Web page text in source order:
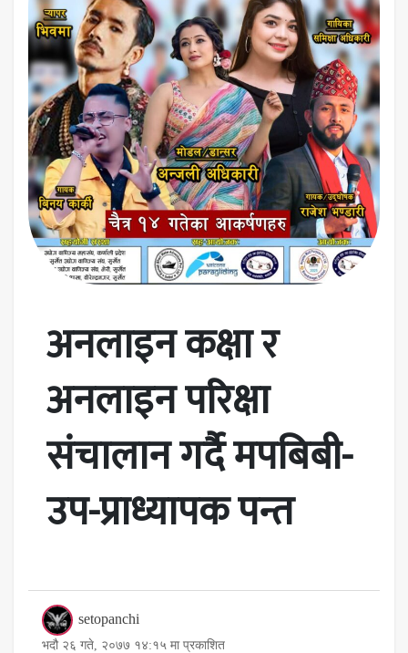
अनलाइन कक्षा र
अनलाइन परिक्षा
संचालान गर्दै मपबिबी-
उप-प्राध्यापक पन्त
setopanchi
भदौ २६ गते, २०७७ १४:१५ मा प्रकाशित